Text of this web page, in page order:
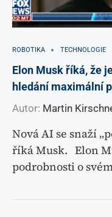
ROBOTIKA TECHNOLOGIE
Elon Musk říká, že
hledání maximální
Autor: Martin
Nová AI se snaží
říká Musk. Elon
podrobnosti o